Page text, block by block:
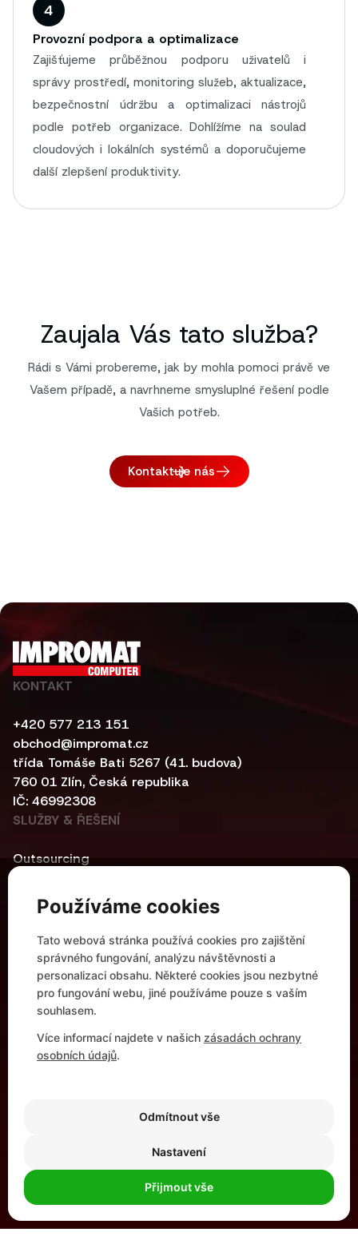
4
Provozní podpora a optimalizace
Zajišťujeme průběžnou podporu uživatelů i
správy prostředí, monitoring služeb, aktualizace,
bezpečnostní údržbu a optimalizaci nástrojů
podle potřeb organizace. Dohlížíme na soulad
cloudových i lokálních systémů a doporučujeme
další zlepšení produktivity.
Zaujala Vás tato služba?
Rádi s Vámi probereme, jak by mohla pomoci právě ve
Vašem případě, a navrhneme smysluplné řešení podle
Vašich potřeb.
Kontaktuje nás
KONTAKT
+420 577 213 151
obchod@impromat.cz
třída Tomáše Bati 5267 (41. budova)
760 01 Zlín, Česká republika
IČ: 46992308
SLUŽBY & ŘEŠENÍ
Outsourcing
Centrální infrastruktura
Networking
Automatizace a kontejnerová řešení
Modern Workplace
UŽITEČNÉ ODKAZY
Reference
Partnerství
Profil firmy
© IMPROMAT–COMPUTER s.r.o. | Tvorba webu:
Galandr.com &Wizzy
Používáme cookies
Tato webová stránka používá cookies pro zajištění
správného fungování, analýzu návštěvnosti a
personalizaci obsahu. Některé cookies jsou nezbytné
pro fungování webu, jiné používáme pouze s vaším
souhlasem.
Více informací najdete v našich zásadách ochrany
osobních údajů.
Odmítnout vše
Nastavení
Přijmout vše